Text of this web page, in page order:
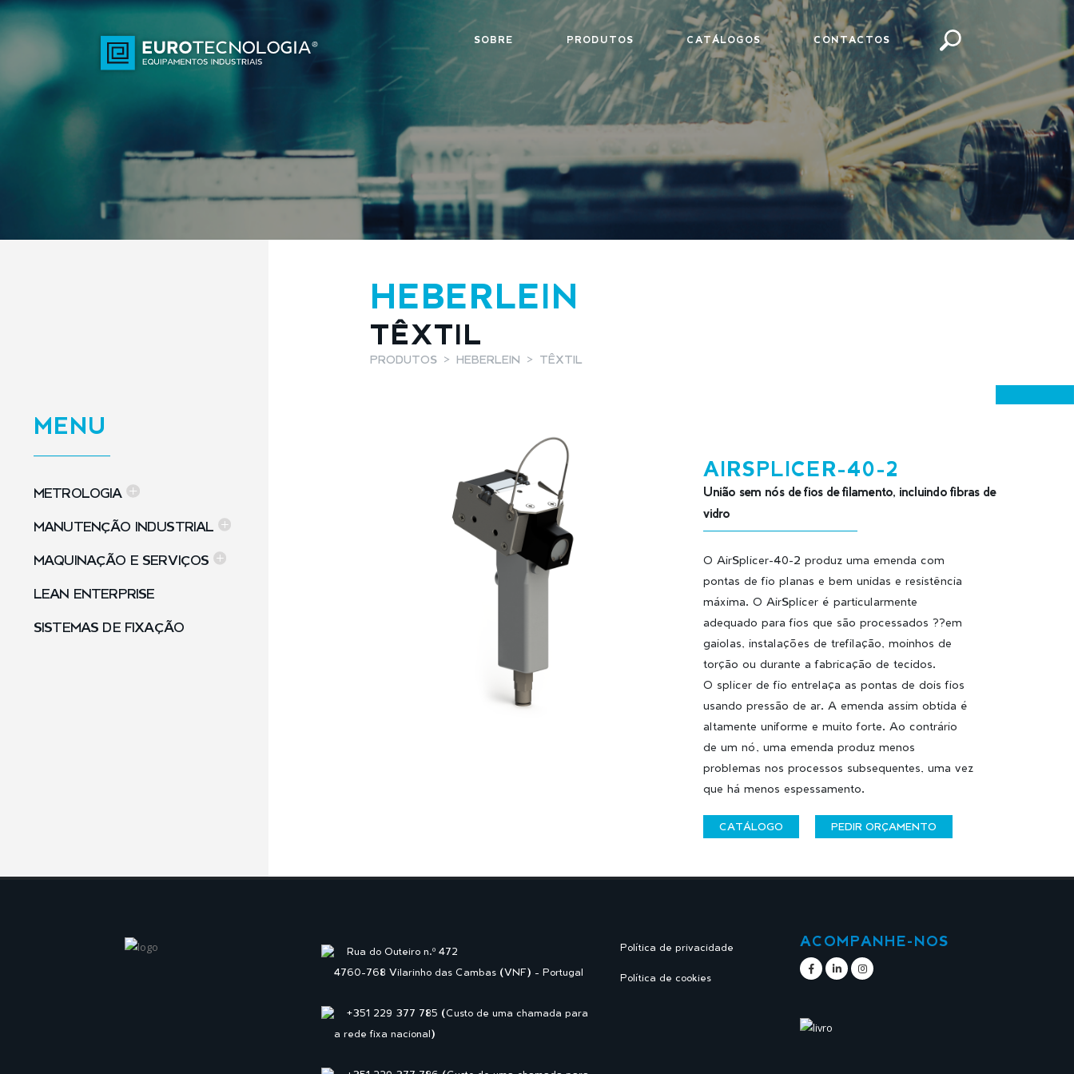
SOBRE PRODUTOS CATÁLOGOS CONTACTOS
MENU
METROLOGIA
MANUTENÇÃO INDUSTRIAL
MAQUINAÇÃO E SERVIÇOS
LEAN ENTERPRISE
SISTEMAS DE FIXAÇÃO
HEBERLEIN
TÊXTIL
PRODUTOS HEBERLEIN TÊXTIL
AIRSPLICER-40-2
União sem nós de fios de filamento, incluindo fibras de
vidro
O AirSplicer-40-2 produz uma emenda com
pontas de fio planas e bem unidas e resistência
máxima. O AirSplicer é particularmente
adequado para fios que são processados ??em
gaiolas, instalações de trefilação, moinhos de
torção ou durante a fabricação de tecidos.
O splicer de fio entrelaça as pontas de dois fios
usando pressão de ar. A emenda assim obtida é
altamente uniforme e muito forte. Ao contrário
de um nó, uma emenda produz menos
problemas nos processos subsequentes, uma vez
que há menos espessamento.
CATÁLOGO PEDIR ORÇAMENTO
Rua do Outeiro n.º 472
4760-768 Vilarinho das Cambas (VNF) - Portugal
+351 229 377 785 (Custo de uma chamada para
a rede fixa nacional)
Política de privacidade
Política de cookies
ACOMPANHE-NOS